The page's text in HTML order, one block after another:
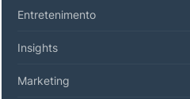
Entretenimento
Insights
Marketing